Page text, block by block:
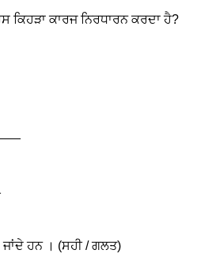
ਕਿਹੜਾ ਕਾਰਜ ਨਿਰਧਾਰਨ ਕਰਦਾ ਹੈ?
ਹਨ । (ਸਹੀ / ਗਲਤ)